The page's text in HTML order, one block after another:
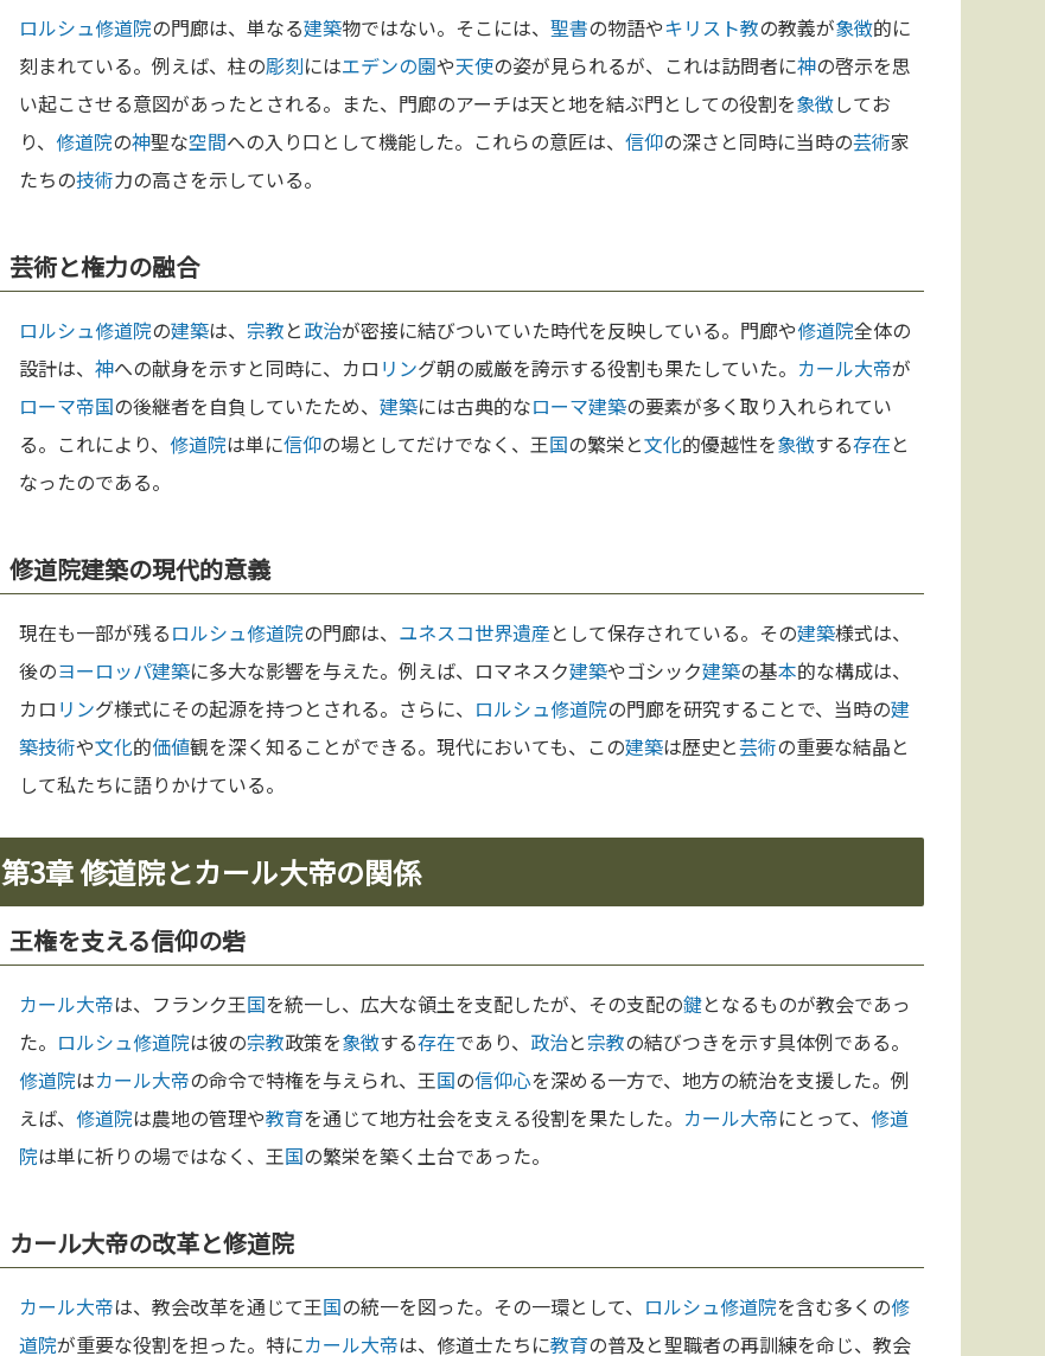
ロルシュ修道院の門廊は、単なる建築物ではない。そこには、 聖書の物語やキリスト教の教義が象徴的に
刻まれている。例えば、柱の彫刻にはエデンの園や天使の姿が見られるが、これは訪問者に神の啓示を思
い起こさせる意図があったとされる。また、門廊のアーチは天と地を結ぶ門としての役割を象徴してお
り、 修道院の神聖な空間への入り口として機能した。これらの意匠は、 信仰の深さと同時に当時の芸術家
たちの技術力の高さを示している。
芸術と権力の融合
ロルシュ修道院の建築は、 宗教と政治が密接に結びついていた時代を反映している。門廊や修道院全体の
設計は、 神への献身を示すと同時に、カロ リング朝の威厳を誇示する役割も果たしていた。 カール大帝が
ローマ帝国の後継者を自負していたため、 建築には古典的なローマ建築の要素が多く取り入れられてい
る。これにより、 修道院は単に信仰の場としてだけでなく、王国の繁栄と文化的優越性を象徴する存在と
なったのである。
修道院建築の現代的意義
現在も一部が残るロルシュ修道院の門廊は、 ユネスコ世界遺産として保存されている。その建築様式は、
後のヨーロッパ建築に多大な影響を与えた。例えば、ロマネスク建築やゴシック建築の基本的な構成は、
カロ リング様式にその起源を持つとされる。さらに、 ロルシュ修道院の門廊を研究することで、当時の建
築技術や文化的価値観を深く知ることができる。現代においても、この建築は歴史と芸術の重要な結晶と
して私たちに語りかけている。
第3章 修道院とカール大帝の関係
王権を支える信仰の砦
カール大帝は、フランク王国を統一し、広大な領土を支配したが、その支配の鍵となるものが教会であっ
た。 ロルシュ修道院は彼の宗教政策を象徴する存在であり、 政治と宗教の結びつきを示す具体例である。
修道院はカール大帝の命令で特権を与えられ、王国の信仰心を深める一方で、地方の統治を支援した。例
えば、 修道院は農地の管理や教育を通じて地方社会を支える役割を果たした。 カール大帝にとって、 修道
院は単に祈りの場ではなく、王国の繁栄を築く土台であった。
カール大帝の改革と修道院
カール大帝は、教会改革を通じて王国の統一を図った。その一環として、 ロルシュ修道院を含む多くの修
道院が重要な役割を担った。特にカール大帝は、修道士たちに教育の普及と聖職者の再訓練を命じ、教会